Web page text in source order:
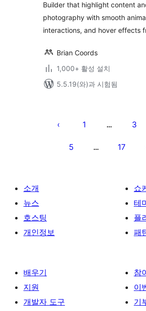
Builder that highlight content
photography with smooth
interactions, and hover effects
Brian Coords
1,000+ 활성 설치
5.5.19(와)과 시험됨
1 … 3
5 … 17
소개
뉴스
호스팅
개인정보
쇼
테
플
패
배우기
지원
개발자 도구
참
이
기